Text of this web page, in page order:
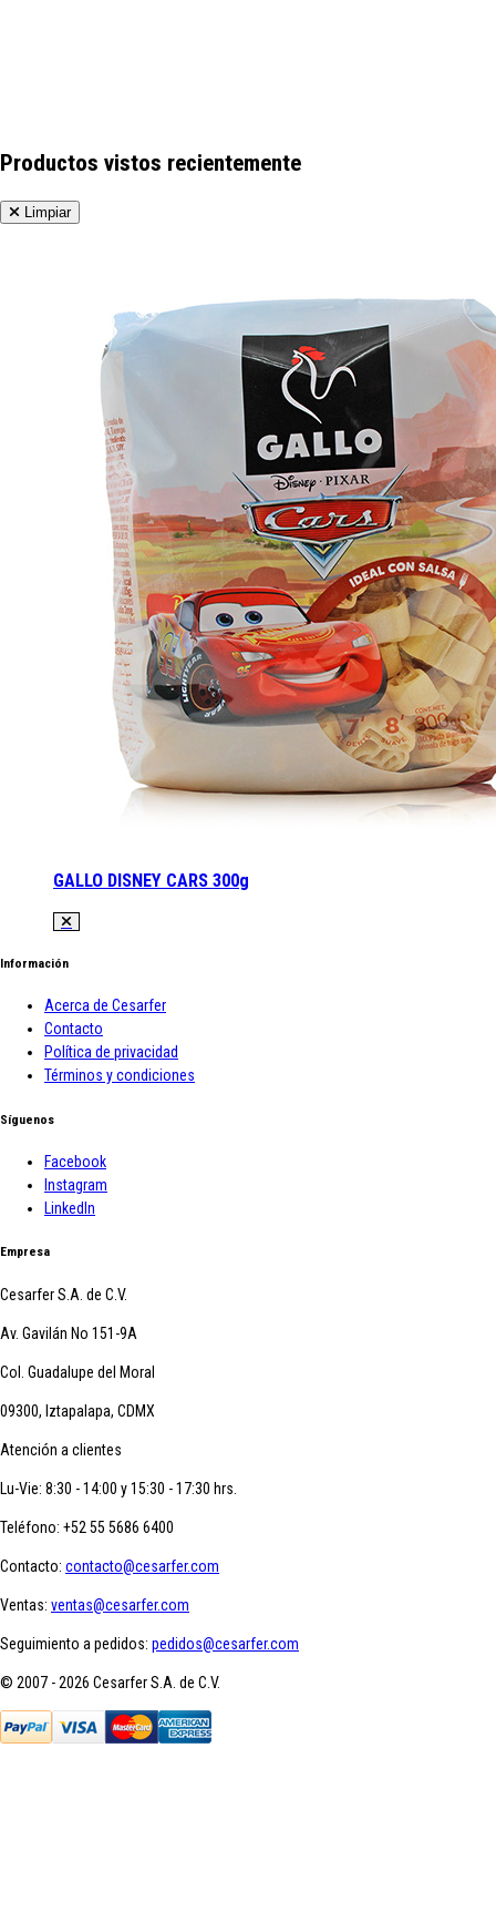
Productos vistos recientemente
Limpiar
GALLO DISNEY CARS 300g
Información
Acerca de Cesarfer
Contacto
Política de privacidad
Términos y condiciones
Síguenos
Facebook
Instagram
LinkedIn
Empresa
Cesarfer S.A. de C.V.
Av. Gavilán No 151-9A
Col. Guadalupe del Moral
09300, Iztapalapa, CDMX
Atención a clientes
Lu-Vie: 8:30 - 14:00 y 15:30 - 17:30 hrs.
Teléfono: +52 55 5686 6400
Contacto: contacto@cesarfer.com
Ventas: ventas@cesarfer.com
Seguimiento a pedidos: pedidos@cesarfer.com
© 2007 - 2026 Cesarfer S.A. de C.V.